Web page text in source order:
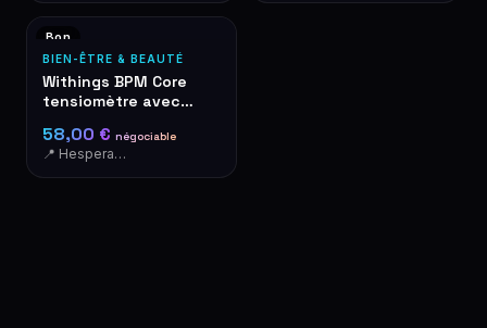
Bon
BIEN-ÊTRE & BEAUTÉ
Withings BPM Core
tensiomètre avec
58,00 € négociable
📍 Hesperange